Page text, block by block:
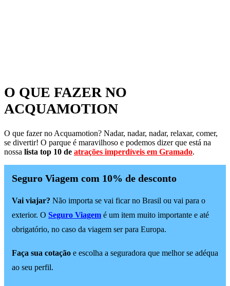
O QUE FAZER NO
ACQUAMOTION
O que fazer no Acquamotion? Nadar, nadar, nadar, relaxar, comer,
se divertir! O parque é maravilhoso e podemos dizer que está na
nossa lista top 10 de atrações imperdíveis em Gramado.
Seguro Viagem com 10% de desconto
Vai viajar? Não importa se vai ficar no Brasil ou vai para o
exterior. O Seguro Viagem é um item muito importante e até
obrigatório, no caso da viagem ser para Europa.
Faça sua cotação e escolha a seguradora que melhor se adéqua
ao seu perfil.